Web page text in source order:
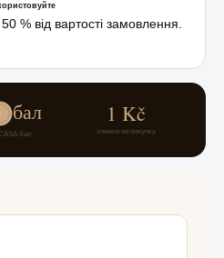
% від вартості замовлення.
бал
бал
1 Kč
знижки на покупку